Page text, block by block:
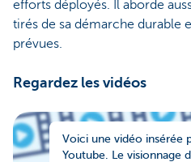
efforts déployés. Il aborde
tirés de sa démarche durable
prévues.
Regardez les vidéos
Voici une vidéo insérée
Youtube. Le visionnage